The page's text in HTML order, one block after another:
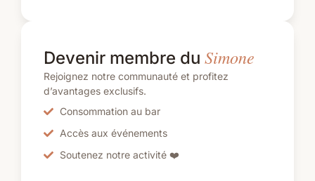
Devenir membre du Simone
Rejoignez notre communauté et profitez
d’avantages exclusifs.
Consommation au bar
Accès aux événements
Soutenez notre activité ❤️